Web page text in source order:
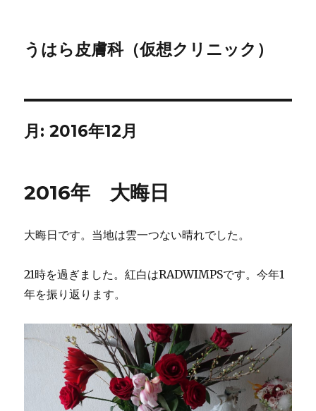
うはら皮膚科（仮想クリニック）
月:2016年12月
2016年 大晦日
大晦日です。当地は雲一つない晴れでした。
21時を過ぎました。紅白はRADWIMPSです。今年1
年を振り返ります。